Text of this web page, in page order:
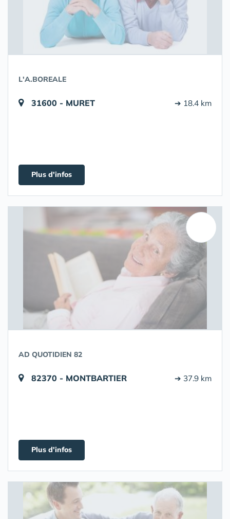
L'A.BOREALE
31600 - MURET ➔ 18.4 km
Plus d'infos
AD QUOTIDIEN 82
82370 - MONTBARTIER ➔ 37.9 km
Plus d'infos